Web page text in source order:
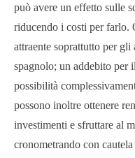
può avere un effetto sulle
riducendo i costi per farlo.
attraente soprattutto per
spagnolo; un addebito per
possibilità
possono inoltre ottenere
investimenti e sfruttare al
cronometrando con